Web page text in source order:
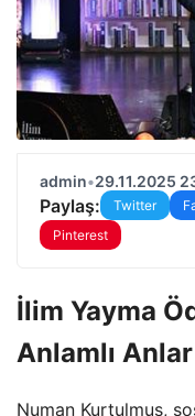
admin•29.11.2025
Paylaş: Twitter
Pinterest
İlim Yayma
Anlamlı Anlar
Numan Kurtulmuş,